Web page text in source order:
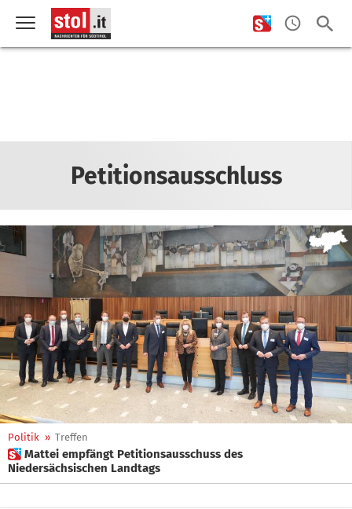
Petitionsausschluss
Politik » Treffen
 Mattei empfängt Petitionsausschuss des
Niedersächsischen Landtags